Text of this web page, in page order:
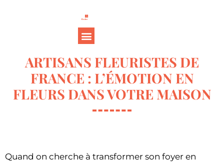
ARTISANS FLEURISTES DE
FRANCE : L’ÉMOTION EN
FLEURS DANS VOTRE MAISON
Quand on cherche à transformer son foyer en